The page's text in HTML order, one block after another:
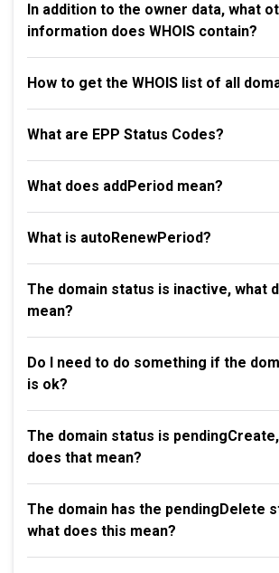
In addition to the owner data, what
information does WHOIS contain?
How to get the WHOIS list of all
What are EPP Status Codes?
What does addPeriod mean?
What is autoRenewPeriod?
The domain status is inactive, what
mean?
Do I need to do something if the
is ok?
The domain status is
does that mean?
The domain has the pendingDelete
what does this mean?